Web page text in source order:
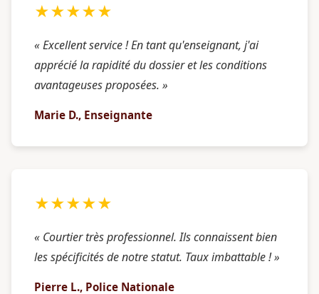
★★★★★
« Excellent service ! En tant qu'enseignant, j'ai
apprécié la rapidité du dossier et les conditions
avantageuses proposées. »
Marie D., Enseignante
★★★★★
« Courtier très professionnel. Ils connaissent bien
les spécificités de notre statut. Taux imbattable ! »
Pierre L., Police Nationale